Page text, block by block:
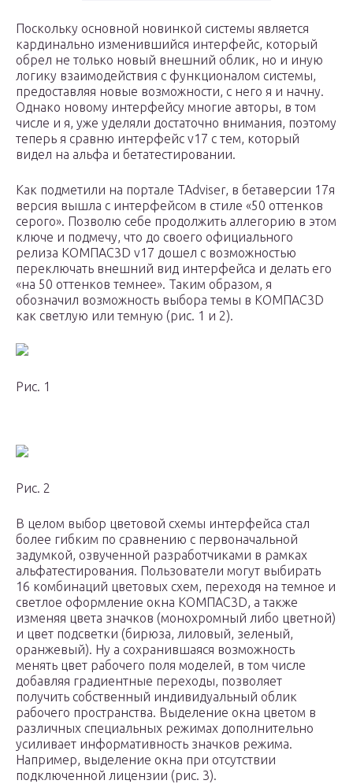
Поскольку основной новинкой системы является
кардинально изменившийся интерфейс, который
обрел не только новый внешний облик, но и иную
логику взаимодействия с функционалом системы,
предоставляя новые возможности, с него я и начну.
Однако новому интерфейсу многие авторы, в том
числе и я, уже уделяли достаточно внимания, поэтому
теперь я сравню интерфейс v17 с тем, который
видел на альфа­ и бета­тестировании.
Как подметили на портале TAdviser, в бета­версии 17­я
версия вышла с интерфейсом в стиле «50 оттенков
серого». Позволю себе продолжить аллегорию в этом
ключе и подмечу, что до своего официального
релиза КОМПАС­3D v17 дошел с возможностью
переключать внешний вид интерфейса и делать его
«на 50 оттенков темнее». Таким образом, я
обозначил возможность выбора темы в КОМПАС­3D
как светлую или темную (рис. 1 и 2).
Рис. 1
Рис. 2
В целом выбор цветовой схемы интерфейса стал
более гибким по сравнению с первоначальной
задумкой, озвученной разработчиками в рамках
альфа­тестирования. Пользователи могут выбирать
16 комбинаций цветовых схем, переходя на темное и
светлое оформление окна КОМПАС­3D, а также
изменяя цвета значков (монохромный либо цветной)
и цвет подсветки (бирюза, лиловый, зеленый,
оранжевый). Ну а сохранившаяся возможность
менять цвет рабочего поля моделей, в том числе
добавляя градиентные переходы, позволяет
получить собственный индивидуальный облик
рабочего пространства. Выделение окна цветом в
различных специальных режимах дополнительно
усиливает информативность значков режима.
Например, выделение окна при отсутствии
подключенной лицензии (рис. 3).